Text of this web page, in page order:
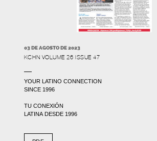
03 DE AGOSTO DE 2023
KCHN VOLUME 26 ISSUE 47
YOUR LATINO CONNECTION
SINCE 1996
TU CONEXIÓN
LATINA DESDE 1996